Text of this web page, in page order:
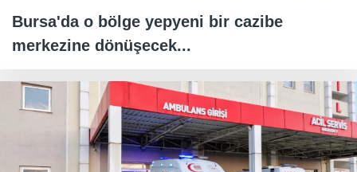
Bursa'da o bölge yepyeni bir cazibe
merkezine dönüşecek...